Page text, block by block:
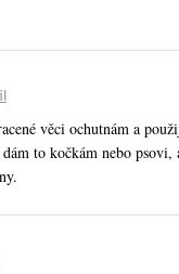
věci ochutnám a
to kočkám nebo psovi,